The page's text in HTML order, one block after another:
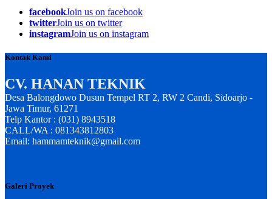
facebookJoin us on facebook
twitterJoin us on twitter
instagramJoin us on instagram
Kontak Kami
CV. HANAN TEKNIK
Desa Balongdowo Dusun Tempel RT 2, RW 2 Candi, Sidoarjo -
Jawa Timur, 61271
Telp Kantor : (031) 8943518
CALL/WA : 081343812803
Email: hammamteknik@gmail.com
Galeri Proyek